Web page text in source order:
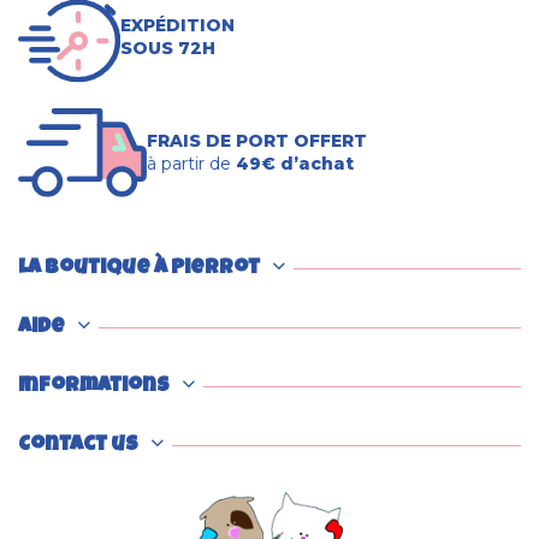
EXPÉDITION
SOUS 72H
FRAIS DE PORT OFFERT
à partir de 49€ d’achat
La boutique à Pierrot
Aide
Informations
Contact us